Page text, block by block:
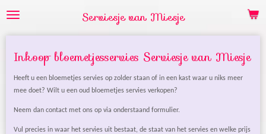
Ga
naar
hoofdinhoud
Serviesje van Miesje
Inkoop bloemetjesservies Serviesje van Miesje
Heeft u een bloemetjes servies op zolder staan of in een kast waar u niks meer
mee doet? Wilt u een oud bloemetjes servies verkopen?
Neem dan contact met ons op via onderstaand formulier.
Vul precies in waar het servies uit bestaat, de staat van het servies en welke prijs